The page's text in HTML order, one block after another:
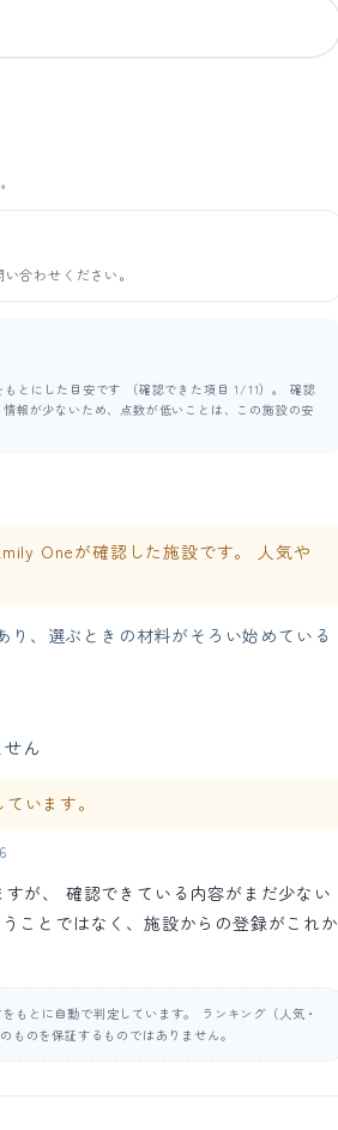
合わせください。
とにした目安です （確認できた項目 1/11）。 確認
報が少ないため、点数が低いことは、この施設の安
Oneが確認した施設です。 人気や
、選ぶときの材料がそろい始めている
ん
ています。
が、 確認できている内容がまだ少ない
ことではなく、施設からの登録がこれか
もとに自動で判定しています。 ランキング（人気・
のを保証するものではありません。